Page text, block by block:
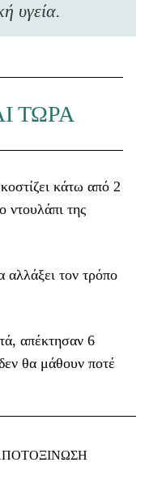
υγεία.
ΤΩΡΑ
κάτω από 2
ντουλάπι της
τον τρόπο
απέκτησαν 6
θα μάθουν ποτέ